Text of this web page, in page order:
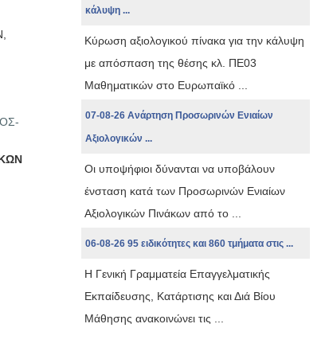
κάλυψη ...
Κύρωση αξιολογικού πίνακα για την κάλυψη
με απόσπαση της θέσης κλ. ΠΕ03
Μαθηματικών στο Ευρωπαϊκό ...
07-08-26 Ανάρτηση Προσωρινών Ενιαίων
Αξιολογικών ...
Οι υποψήφιοι δύνανται να υποβάλουν
ένσταση κατά των Προσωρινών Ενιαίων
Αξιολογικών Πινάκων από το ...
06-08-26 95 ειδικότητες και 860 τμήματα στις ...
Η Γενική Γραμματεία Επαγγελματικής
Εκπαίδευσης, Κατάρτισης και Διά Βίου
Μάθησης ανακοινώνει τις ...